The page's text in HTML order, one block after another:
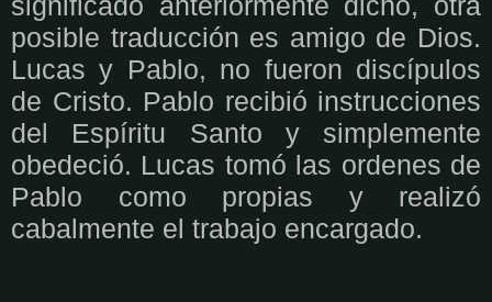
posible traducción es amigo de Dios.
Lucas y Pablo, no fueron discípulos
de Cristo. Pablo recibió instrucciones
del Espíritu Santo y simplemente
obedeció. Lucas tomó las ordenes de
Pablo como propias y realizó
cabalmente el trabajo encargado.